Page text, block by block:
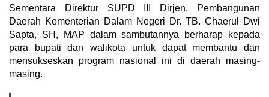
Sementara Direktur SUPD III Dirjen. Pembangunan
Daerah Kementerian Dalam Negeri Dr. TB. Chaerul Dwi
Sapta, SH, MAP dalam sambutannya berharap kepada
para bupati dan walikota untuk dapat membantu dan
mensukseskan program nasional ini di daerah masing-
masing.